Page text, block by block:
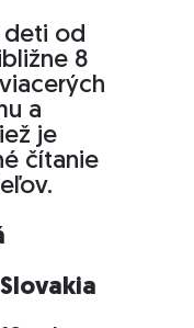
deti od
8
a
je
čítanie